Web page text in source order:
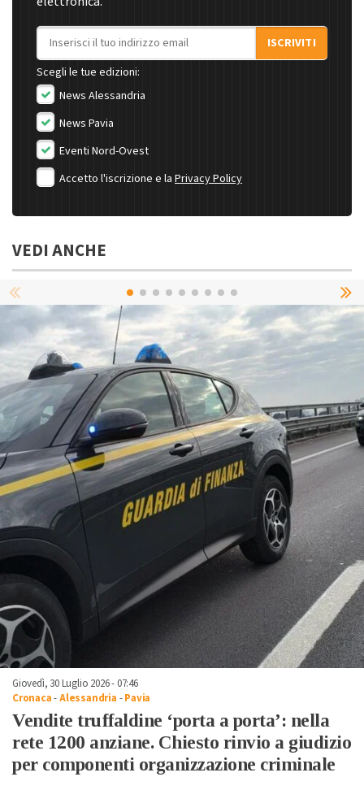
Indirizzo email
ISCRIVITI
Scegli le tue edizioni:
News Alessandria
News Pavia
Eventi Nord-Ovest
Accetto l'iscrizione e la Privacy Policy
VEDI ANCHE
Giovedì, 30 Luglio 2026 - 07:46
Cronaca-Alessandria -Pavia
Vendite truffaldine ‘porta a porta’: nella
rete 1200 anziane. Chiesto rinvio a giudizio
per componenti organizzazione criminale